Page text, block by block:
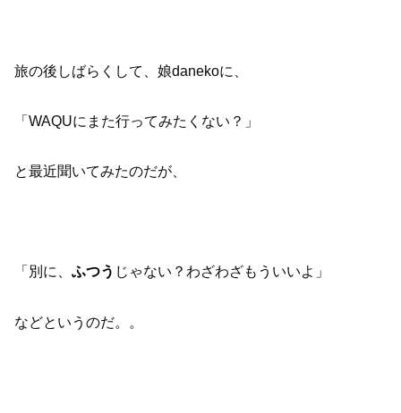
旅の後しばらくして、娘danekoに、
「WAQUにまた行ってみたくない？」
と最近聞いてみたのだが、
「別に、ふつう じゃない？わざわざもういいよ」
などというのだ。。